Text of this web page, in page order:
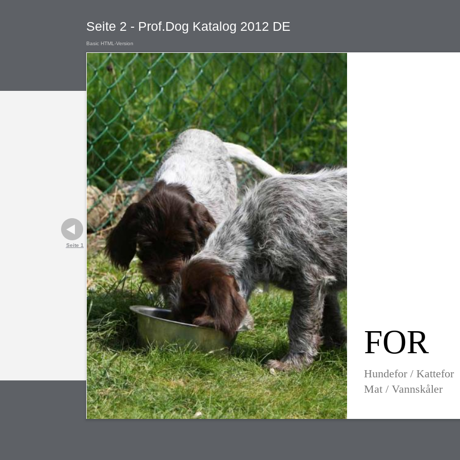
Seite 2 - Prof.Dog Katalog 2012 DE
Basic HTML-Version
Seite 1
FOR
Hundefor / Kattefor
Mat / Vannskåler